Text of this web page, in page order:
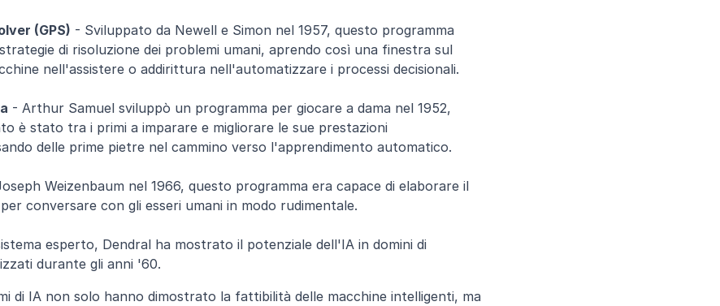
(GPS) - Sviluppato da Newell e Simon nel 1957, questo programma
di risoluzione dei problemi umani, aprendo così una finestra sul
nell'assistere o addirittura nell'automatizzare i processi decisionali.
- Arthur Samuel sviluppò un programma per giocare a dama nel 1952,
è stato tra i primi a imparare e migliorare le sue prestazioni
delle prime pietre nel cammino verso l'apprendimento automatico.
Weizenbaum nel 1966, questo programma era capace di elaborare il
conversare con gli esseri umani in modo rudimentale.
esperto, Dendral ha mostrato il potenziale dell'IA in domini di
durante gli anni '60.
di IA non solo hanno dimostrato la fattibilità delle macchine intelligenti, ma